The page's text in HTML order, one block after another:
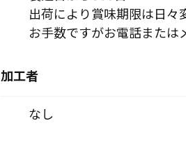
出荷により賞味期限は日々
お手数ですがお電話または
加工者
なし